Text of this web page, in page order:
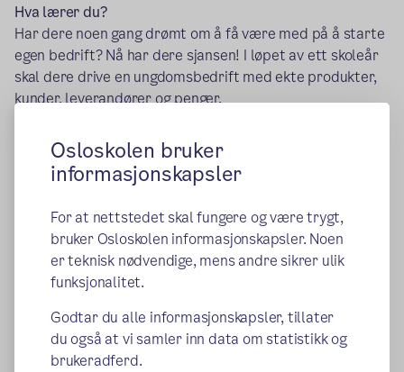
Osloskolen bruker
informasjonskapsler
For at nettstedet skal fungere og være trygt,
bruker Osloskolen informasjonskapsler. Noen
er teknisk nødvendige, mens andre sikrer ulik
funksjonalitet.
Godtar du alle informasjonskapsler, tillater
du også at vi samler inn data om statistikk og
brukeradferd.
Hva lærer du?
Har dere noen gang drømt om å få være med på å starte
egen bedrift? Nå har dere sjansen! I løpet av ett skoleår
skal dere drive en ungdomsbedrift med ekte produkter,
kunder, leverandører og penger.
Entreprenørskap (les mer her: www.ungdomsbedrift.no)
En ungdomsbedrift etableres på starten av skoleåret og
avsluttes ved slutten av skoleåret. Gruppene/bedriftene
settes sammen i starten av skoleåret og dere jobber
sammen i samme gruppe hele året.
Dere jobber med idéutvikling gjennom kreative øvelser,
roller og personlige egenskaper
Dere må skrive en forretningsplan ved oppstart av
bedriften, og en årsrapport ved slutten av skoleåret.
Hvordan jobber vi?